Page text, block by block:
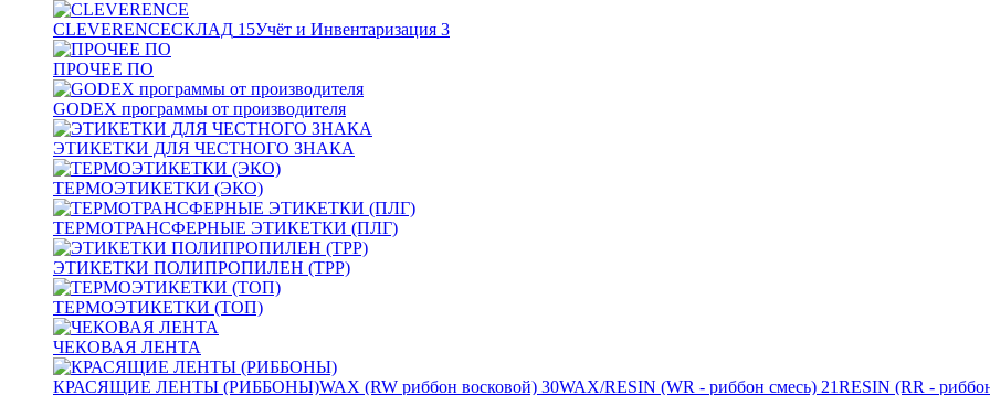
CLEVERENCEСКЛАД 15Учёт и Инвентаризация 3
ПРОЧЕЕ ПО
GODEX программы от производителя
ЭТИКЕТКИ ДЛЯ ЧЕСТНОГО ЗНАКА
ТЕРМОЭТИКЕТКИ (ЭКО)
ТЕРМОТРАНСФЕРНЫЕ ЭТИКЕТКИ (ПЛГ)
ЭТИКЕТКИ ПОЛИПРОПИЛЕН (TPP)
ТЕРМОЭТИКЕТКИ (ТОП)
ЧЕКОВАЯ ЛЕНТА
КРАСЯЩИЕ ЛЕНТЫ (РИББОНЫ)WAX (RW риббон восковой) 30WAX/RESIN (WR - риббон смесь) 21RESIN (RR -